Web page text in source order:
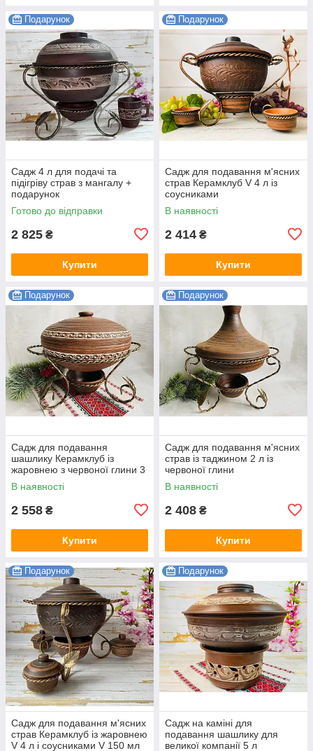
Подарунок
Садж 4 л для подачі та
підігріву страв з мангалу +
подарунок
Готово до відправки
2 825 ₴
Купити
Подарунок
Садж для подавання м'ясних
страв Керамклуб V 4 л із
соусниками
В наявності
2 414 ₴
Купити
Подарунок
Садж для подавання
шашлику Керамклуб із
жаровнею з червоної глини 3
л
В наявності
2 558 ₴
Купити
Подарунок
Садж для подавання м'ясних
страв із таджином 2 л із
червоної глини
В наявності
2 408 ₴
Купити
Подарунок
Садж для подавання м'ясних
страв Керамклуб із жаровнею
V 4 л і соусниками V 150 мл
Подарунок
Садж на каміні для
подавання шашлику для
великої компанії 5 л